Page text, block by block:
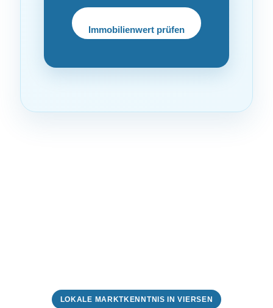
Immobilienwert prüfen
LOKALE MARKTKENNTNIS IN VIERSEN